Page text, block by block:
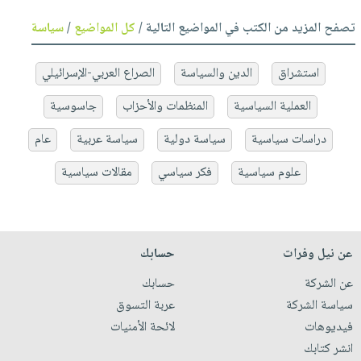
تصفح المزيد من الكتب في المواضيع التالية /كل المواضيع/سياسة
استشراق الدين والسياسة
الصراع العربي-الإسرائيلي
العملية السياسية
المنظمات والأحزاب
جاسوسية
دراسات سياسية
سياسة دولية سياسة عربية
عام
علوم سياسية
فكر سياسي مقالات سياسية
عن نيل وفرات
عن الشركة
سياسة الشركة
فيديوهات
انشر كتابك
حسابك
حسابك
عربة التسوق
لائحة الأمنيات